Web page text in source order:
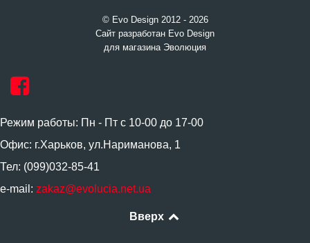
© Evo Design 2012 - 2026
Сайт разработан Evo Design
для магазина Эволюция
Режим работы: Пн - Пт с 10-00 до 17-00
Офис: г.Харьков, ул.Нариманова, 1
Тел: (099)032-85-41
e-mail: zakaz@evolucia.net.ua
Вверх